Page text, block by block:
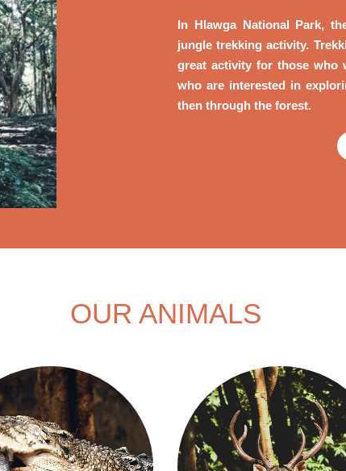
In Hlawga National Park,
jungle trekking activity.
great activity for those who
who are interested in
then through the forest.
OUR ANIMALS